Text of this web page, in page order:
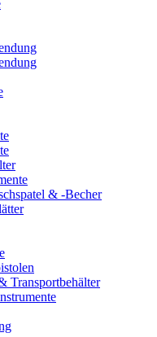
& -Becher
Transportbehälter